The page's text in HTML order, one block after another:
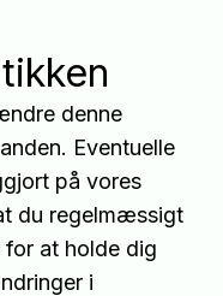
denne
Eventuelle
på vores
du regelmæssigt
for at holde dig
i